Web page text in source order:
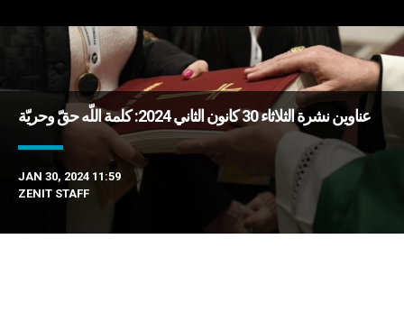
عناوين نشرة الثلاثاء 30 كانون الثاني 2024: كلمة اللّه حقّ وحريّة
JAN 30, 2024 11:59
ZENIT STAFF